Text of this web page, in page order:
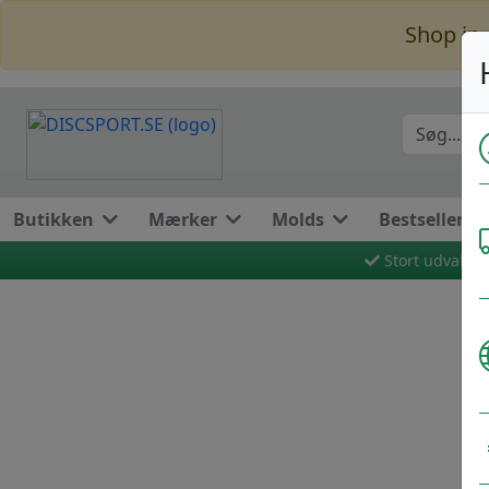
Shop
Butikken Mærker Molds Bestseller
Stort udvalg